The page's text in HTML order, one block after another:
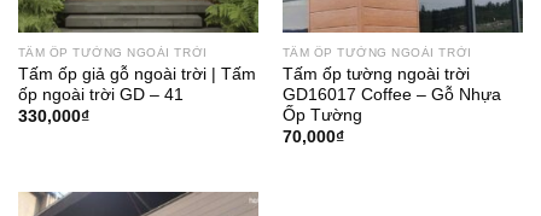
TẤM ỐP TƯỜNG NGOÀI TRỜI
Tấm ốp giả gỗ ngoài trời | Tấm
ốp ngoài trời GD – 41
330,000₫
TẤM ỐP TƯỜNG NGOÀI TRỜI
Tấm ốp tường ngoài trời
GD16017 Coffee – Gỗ Nhựa
Ốp Tường
70,000₫